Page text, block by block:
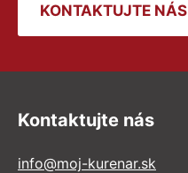
KONTAKTUJTE NÁS
Kontaktujte nás
info@moj-kurenar.sk